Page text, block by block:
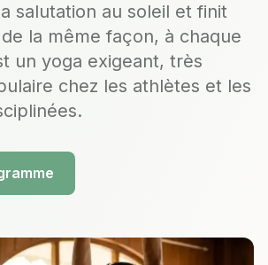
salutation au soleil et finit
la même façon, à chaque
un yoga exigeant, très
chez les athlètes et les